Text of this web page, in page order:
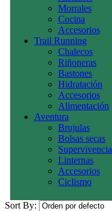
Morrales
Cocina
Accesorios
Trail Running
Chalecos
Riñoneras
Bastones
Hidratación
Accesorios
Alimentación
Aventura
Brujulas
Bolsas secas
Supervivencia
Linternas
Accesorios
Ciclismo
Sort By: